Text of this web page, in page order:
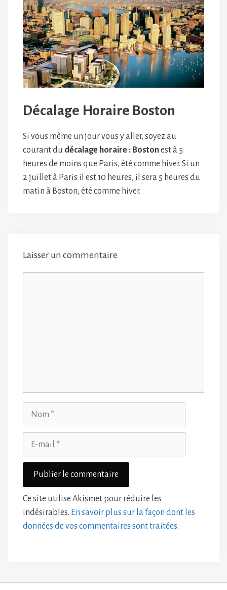
Décalage Horaire Boston
Si vous même un jour vous y aller, soyez au
courant du décalage horaire : Bostonest à 5
heures de moins que Paris, été comme hiver. Si un
2 juillet à Paris il est 10 heures, il sera 5 heures du
matin à Boston, été comme hiver.
Laisser un commentaire
Ce site utilise Akismet pour réduire les
indésirables. En savoir plus sur la façon dont les
données de vos commentaires sont traitées.